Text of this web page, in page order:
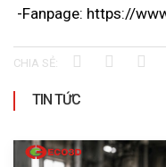
-Fanpage: https://
CHIA SẺ:
TIN TỨC